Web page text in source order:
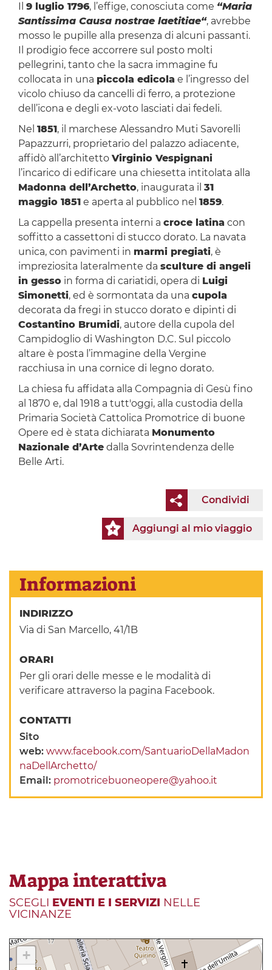
9 luglio 1796, l’effige, conosciuta come “Maria
Santissima Causa nostrae laetitiae“, avrebbe
mosso le pupille alla presenza di alcuni passanti.
Il prodigio fece accorrere sul posto molti
pellegrini, tanto che la sacra immagine fu
collocata in una piccola edicola e l’ingresso del
vicolo chiuso da cancelli di ferro, a protezione
dell’icona e degli ex-voto lasciati dai fedeli.
Nel 1851, il marchese Alessandro Muti Savorelli
Papazzurri, proprietario del palazzo adiacente,
affidò all’architetto Virginio Vespignani
l’incarico di edificare una chiesetta intitolata alla
Madonna dell’Archetto, inaugurata il 31
maggio 1851e aperta al pubblico nel 1859.
La cappella presenta interni a croce latina con
soffitto a cassettoni di stucco dorato. La navata
unica, con pavimenti in marmi pregiati, è
impreziosita lateralmente da sculture di angeli
in gessoin forma di cariatidi, opera di Luigi
Simonetti, ed è sormontata da una cupola
decorata da fregi in stucco dorato e dipinti di
Costantino Brumidi, autore della cupola del
Campidoglio di Washington D.C. Sul piccolo
altare è posta l’immagine della Vergine
racchiusa in una cornice di legno dorato.
La chiesa fu affidata alla Compagnia di Gesù fino
al 1870 e, dal 1918 a tutt'oggi, alla custodia della
Primaria Società Cattolica Promotrice di buone
Opere ed è stata dichiarata Monumento
Nazionale d’Artedalla Sovrintendenza delle
Belle Arti.
Condividi
Aggiungi al mio viaggio
Informazioni
INDIRIZZO
Via di San Marcello, 41/1B
ORARI
Per gli orari delle messe e le modalità di
verificare attraverso la pagina Facebook.
CONTATTI
Sito
web:www.facebook.com/SantuarioDellaMadon
naDellArchetto/
Email: promotricebuoneopere@yahoo.it
Mappa interattiva
SCEGLI EVENTI E I SERVIZI NELLE
VICINANZE
+